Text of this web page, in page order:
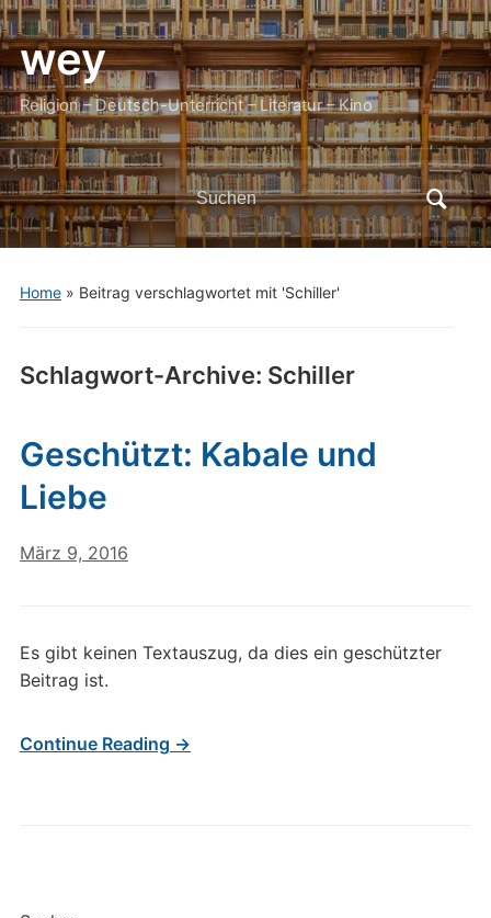
wey
Religion – Deutsch-Unterricht – Literatur – Kino
Search
for:
Home» Beitrag verschlagwortet mit 'Schiller'
Schlagwort-Archive: Schiller
Geschützt: Kabale und
Liebe
März 9, 2016
Es gibt keinen Textauszug, da dies ein geschützter
Beitrag ist.
Continue Reading →